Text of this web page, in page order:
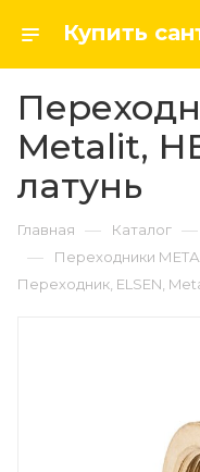
Metalit,
латунь
Главная — Каталог —
— Переходники
Переходник, ELSEN,